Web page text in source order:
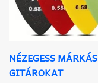
NÉZEGESS MÁRKÁS
GITÁROKAT